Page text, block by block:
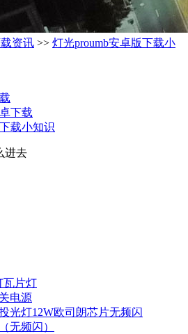
资讯 >> 灯光proumb安卓版下载小
下载
载小知识
进去
瓦片灯
电源
光灯12W欧司朗芯片无频闪
无频闪）